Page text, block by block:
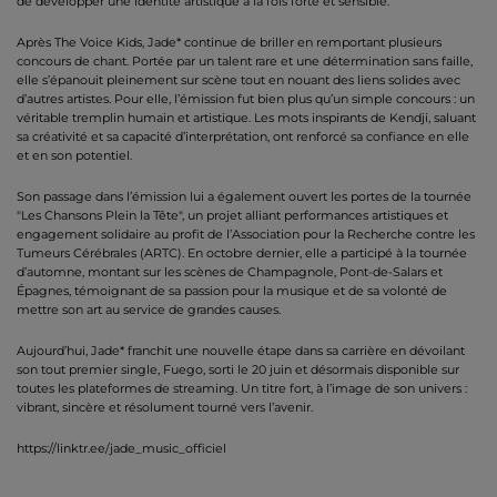
Après The Voice Kids, Jade* continue de briller en remportant plusieurs
concours de chant. Portée par un talent rare et une détermination sans faille,
elle s’épanouit pleinement sur scène tout en nouant des liens solides avec
d’autres artistes. Pour elle, l’émission fut bien plus qu’un simple concours : un
véritable tremplin humain et artistique. Les mots inspirants de Kendji, saluant
sa créativité et sa capacité d’interprétation, ont renforcé sa confiance en elle
et en son potentiel.
Son passage dans l’émission lui a également ouvert les portes de la tournée
"Les Chansons Plein la Tête", un projet alliant performances artistiques et
engagement solidaire au profit de l’Association pour la Recherche contre les
Tumeurs Cérébrales (ARTC). En octobre dernier, elle a participé à la tournée
d’automne, montant sur les scènes de Champagnole, Pont-de-Salars et
Épagnes, témoignant de sa passion pour la musique et de sa volonté de
mettre son art au service de grandes causes.
Aujourd’hui, Jade* franchit une nouvelle étape dans sa carrière en dévoilant
son tout premier single, Fuego, sorti le 20 juin et désormais disponible sur
toutes les plateformes de streaming. Un titre fort, à l’image de son univers :
vibrant, sincère et résolument tourné vers l’avenir.
https://linktr.ee/jade_music_officiel